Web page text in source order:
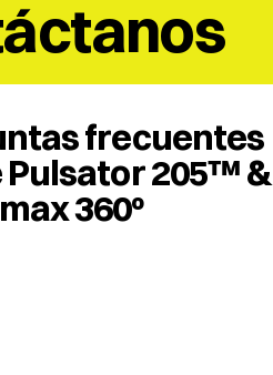
frecuentes
Pulsator 205™ &
360º